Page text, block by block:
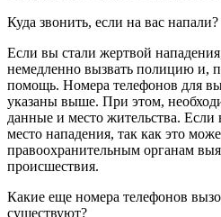
Куда звонить, если на вас напали?
Если вы стали жертвой
немедленно вызвать полицию и,
помощь. Номера телефонов для
указаны выше. При этом,
данные и место жительства. Если
место нападения, так как это
правоохранительным органам
происшествия.
Какие еще номера телефонов
существуют?